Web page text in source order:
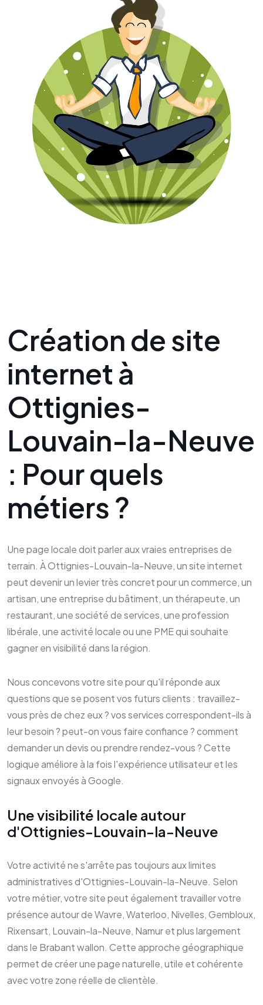
Création de site
internet à
Ottignies-
Louvain-la-Neuve
: Pour quels
métiers ?
Une page locale doit parler aux vraies entreprises de
terrain. À Ottignies-Louvain-la-Neuve, un site internet
peut devenir un levier très concret pour un commerce, un
artisan, une entreprise du bâtiment, un thérapeute, un
restaurant, une société de services, une profession
libérale, une activité locale ou une PME qui souhaite
gagner en visibilité dans la région.
Nous concevons votre site pour qu'il réponde aux
questions que se posent vos futurs clients : travaillez-
vous près de chez eux ? vos services correspondent-ils à
leur besoin ? peut-on vous faire confiance ? comment
demander un devis ou prendre rendez-vous ? Cette
logique améliore à la fois l'expérience utilisateur et les
signaux envoyés à Google.
Une visibilité locale autour
d'Ottignies-Louvain-la-Neuve
Votre activité ne s'arrête pas toujours aux limites
administratives d'Ottignies-Louvain-la-Neuve. Selon
votre métier, votre site peut également travailler votre
présence autour de Wavre, Waterloo, Nivelles, Gembloux,
Rixensart, Louvain-la-Neuve, Namur et plus largement
dans le Brabant wallon. Cette approche géographique
permet de créer une page naturelle, utile et cohérente
avec votre zone réelle de clientèle.